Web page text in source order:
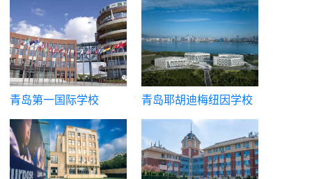
青岛第一国际学校 青岛耶胡迪梅纽因学校